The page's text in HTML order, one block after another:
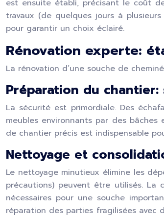
est ensuite établi, précisant le coût
travaux (de quelques jours à
pour garantir un choix éclairé.
Rénovation experte:
La rénovation d’une souche de
Préparation du
La sécurité est primordiale. Des
meubles environnants par des
de chantier précis est indispensable
Nettoyage et
Le nettoyage minutieux élimine les
précautions) peuvent être utilisés. La
nécessaires pour une souche
réparation des parties fragilisées avec